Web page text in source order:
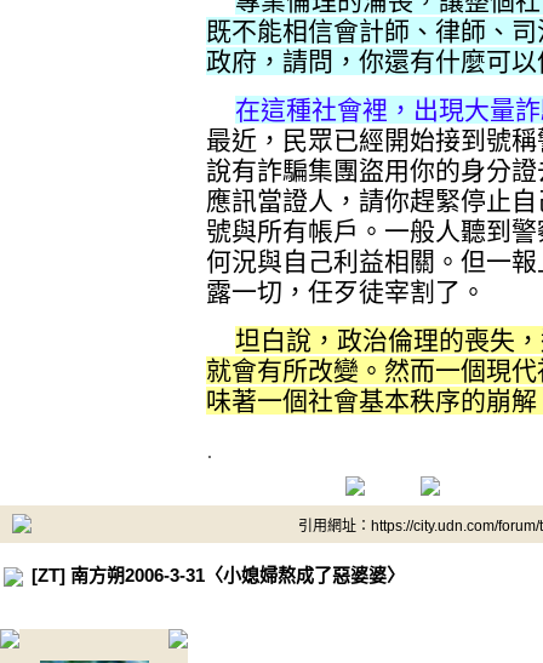
既不能相信會計師、律師、
政府，請問，你還有什麼可
在這種社會裡，出現大量
最近，民眾已經開始接到號
說有詐騙集團盜用你的身分
應訊當證人，請你趕緊停止
號與所有帳戶。一般人聽到
何況與自己利益相關。但一
露一切，任歹徒宰割了。
坦白說，政治倫理的喪失
就會有所改變。然而一個現
味著一個社會基本秩序的崩
.
引用網址：https://city.udn.com/
[ZT] 南方朔2006-3-31〈小媳婦熬成了惡婆婆〉